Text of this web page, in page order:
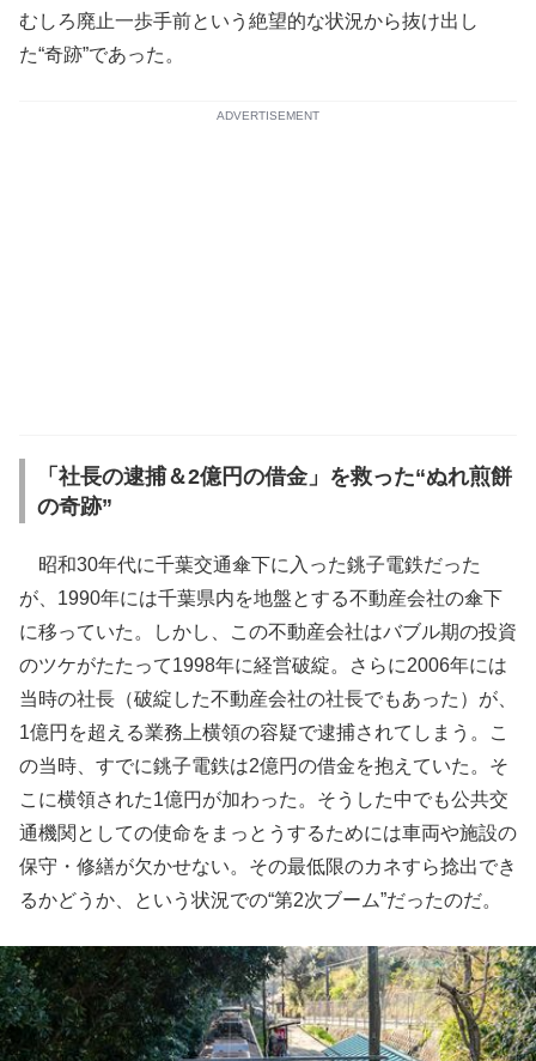
むしろ廃止一歩手前という絶望的な状況から抜け出し
た“奇跡”であった。
ADVERTISEMENT
「社長の逮捕＆2億円の借金」を救った“ぬれ煎餅
の奇跡”
昭和30年代に千葉交通傘下に入った銚子電鉄だった
が、1990年には千葉県内を地盤とする不動産会社の傘下
に移っていた。しかし、この不動産会社はバブル期の投資
のツケがたたって1998年に経営破綻。さらに2006年には
当時の社長（破綻した不動産会社の社長でもあった）が、
1億円を超える業務上横領の容疑で逮捕されてしまう。こ
の当時、すでに銚子電鉄は2億円の借金を抱えていた。そ
こに横領された1億円が加わった。そうした中でも公共交
通機関としての使命をまっとうするためには車両や施設の
保守・修繕が欠かせない。その最低限のカネすら捻出でき
るかどうか、という状況での“第2次ブーム”だったのだ。